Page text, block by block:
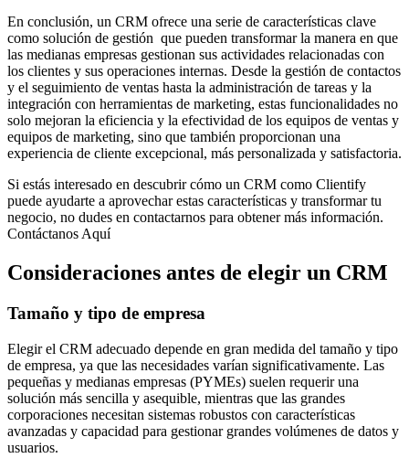
En conclusión, un CRM ofrece una serie de características clave
como solución de gestión que pueden transformar la manera en que
las medianas empresas gestionan sus actividades relacionadas con
los clientes y sus operaciones internas. Desde la gestión de contactos
y el seguimiento de ventas hasta la administración de tareas y la
integración con herramientas de marketing, estas funcionalidades no
solo mejoran la eficiencia y la efectividad de los equipos de ventas y
equipos de marketing, sino que también proporcionan una
experiencia de cliente excepcional, más personalizada y satisfactoria.
Si estás interesado en descubrir cómo un CRM como Clientify
puede ayudarte a aprovechar estas características y transformar tu
negocio, no dudes en contactarnos para obtener más información.
Contáctanos Aquí
Consideraciones antes de elegir un CRM
Tamaño y tipo de empresa
Elegir el CRM adecuado depende en gran medida del tamaño y tipo
de empresa, ya que las necesidades varían significativamente. Las
pequeñas y medianas empresas (PYMEs) suelen requerir una
solución más sencilla y asequible, mientras que las grandes
corporaciones necesitan sistemas robustos con características
avanzadas y capacidad para gestionar grandes volúmenes de datos y
usuarios.